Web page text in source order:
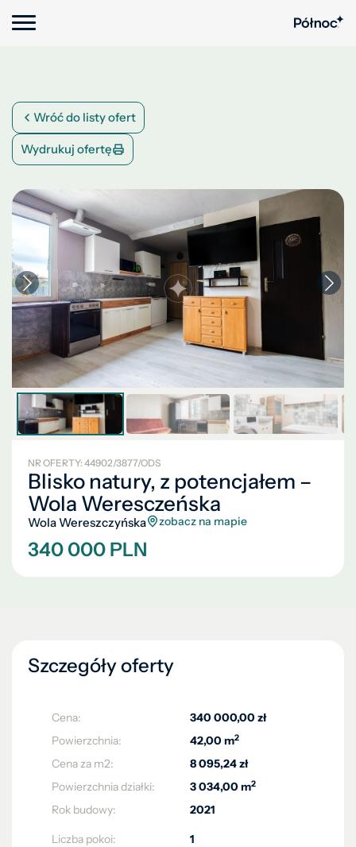
Wróć do listy ofert
Wydrukuj ofertę
NR OFERTY: 44902/3877/ODS
Blisko natury, z potencjałem –
Wola Weresczeńska
Wola Wereszczyńska zobacz na mapie
340 000 PLN
Szczegóły oferty
Cena:
340 000,00 zł
Powierzchnia:
42,00 m2
Cena za m2:
8 095,24 zł
Powierzchnia działki:
3 034,00 m2
Rok budowy: 2021
Liczba pokoi:
1